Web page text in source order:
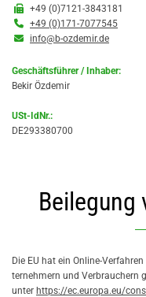
 +49 (0)7121-3843181
 +49 (0)171-7077545
 info@b-ozdemir.de
Geschäftsführer / Inhaber:
Bekir Özdemir
USt-IdNr.:
DE293380700
Beilegung
Die EU hat ein On­line-
ter­neh­mern und Ver­brau­chern
unter https://ec.europa.eu/